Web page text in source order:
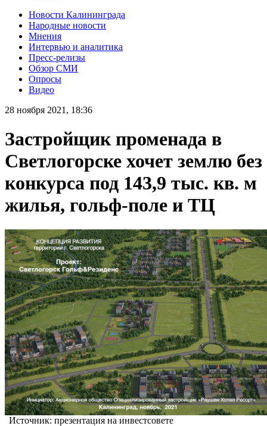
Новости Калининграда
Народные новости
Мнения
Интервью и аналитика
Пресс-релизы
Обзор СМИ
Опросы
Видео
28 ноября 2021, 18:36
Застройщик променада в
Светлогорске хочет землю без
конкурса под 143,9 тыс. кв. м
жилья, гольф-поле и ТЦ
Источник: презентация на инвестсовете